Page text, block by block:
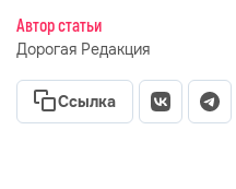
Автор статьи
Дорогая Редакция
Ссылка